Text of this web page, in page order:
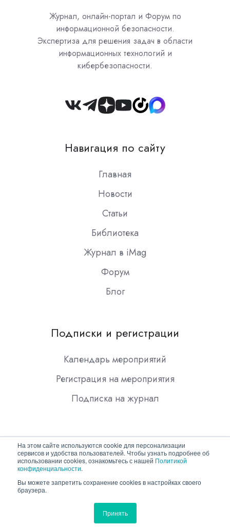
На этом сайте используются cookie для персонализации
сервисов и удобства пользователей. Чтобы узнать подробнее об
использовании cookies, ознакомьтесь с нашей Политикой
конфиденциальности.
Вы можете запретить сохранение cookies в настройках своего
браузера.
Принять
Журнал, онлайн-портал и Форум по
информационной безопасности.
Экспертиза для решения задач в области
информационных технологий и
кибербезопасности.
Join
Slack
Навигация по сайту
Главная
Новости
Статьи
Библиотека
Журнал в iMag
Форум
Блог
Подписки и регистрации
Календарь мероприятий
Регистрация на мероприятия
Подписка на журнал
Copyright © 2026 ООО "Гротек"
Политика конфиденциальности